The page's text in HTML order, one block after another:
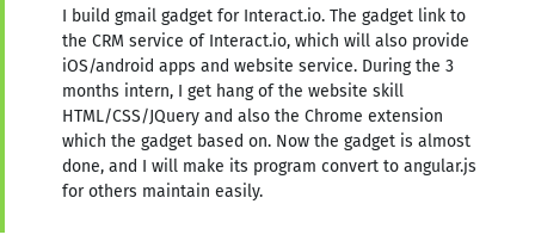
I build gmail gadget for Interact.io. The gadget link to
the CRM service of Interact.io, which will also provide
iOS/android apps and website service. During the 3
months intern, I get hang of the website skill
HTML/CSS/JQuery and also the Chrome extension
which the gadget based on. Now the gadget is almost
done, and I will make its program convert to angular.js
for others maintain easily.